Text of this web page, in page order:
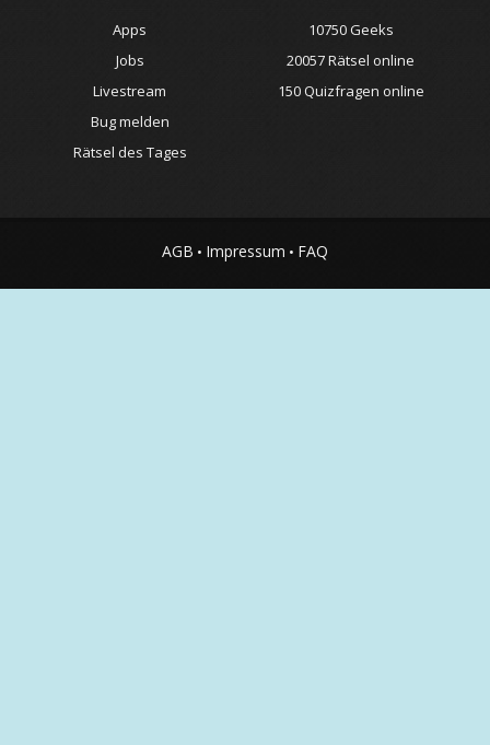
Apps
Jobs
Livestream
Bug melden
Rätsel des Tages
10750 Geeks
20057 Rätsel online
150 Quizfragen online
AGB • Impressum • FAQ